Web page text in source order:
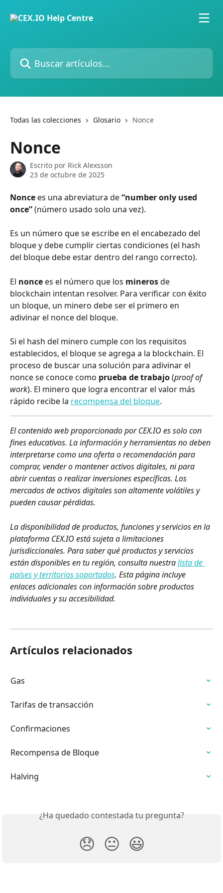
Buscar artículos...
Todas las colecciones Glosario Nonce
Nonce
Escrito por Rick Alexsson
23 de octubre de 2025
Nonce es una abreviatura de “number only used
once” (número usado solo una vez).
Es un número que se escribe en el encabezado del
bloque y debe cumplir ciertas condiciones (el hash
del bloque debe estar dentro del rango correcto).
El nonce es el número que los mineros de
blockchain intentan resolver. Para verificar con éxito
un bloque, un minero debe ser el primero en
adivinar el nonce del bloque.
Si el hash del minero cumple con los requisitos
establecidos, el bloque se agrega a la blockchain. El
proceso de buscar una solución para adivinar el
nonce se conoce como prueba de trabajo (proof of
work). El minero que logra encontrar el valor más
rápido recibe la recompensa del bloque.
El contenido web proporcionado por CEX.IO es solo con
fines educativos. La información y herramientas no deben
interpretarse como una oferta o recomendación para
comprar, vender o mantener activos digitales, ni para
abrir cuentas o realizar inversiones específicas. Los
mercados de activos digitales son altamente volátiles y
pueden causar pérdidas.
La disponibilidad de productos, funciones y servicios en la
plataforma CEX.IO está sujeta a limitaciones
jurisdiccionales. Para saber qué productos y servicios
están disponibles en tu región, consulta nuestra lista de
países y territorios soportados. Esta página incluye
enlaces adicionales con información sobre productos
individuales y su accesibilidad.
Artículos relacionados
Gas
Tarifas de transacción
Confirmaciones
Recompensa de Bloque
Halving
¿Ha quedado contestada tu pregunta?
😞 😐 😃